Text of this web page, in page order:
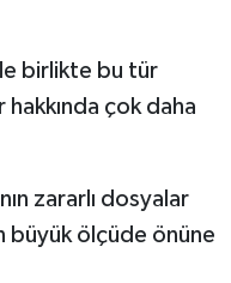
birlikte bu tür
hakkında çok daha
zararlı dosyalar
büyük ölçüde önüne